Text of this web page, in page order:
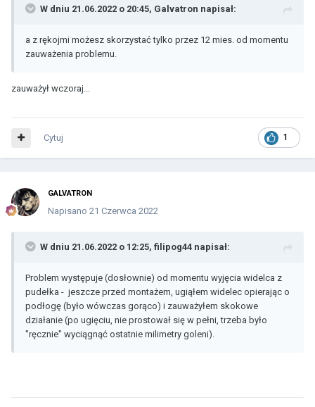
W dniu 21.06.2022 o 20:45, Galvatron napisał:
a z rękojmi możesz skorzystać tylko przez 12 mies. od momentu
zauważenia problemu.
zauważył wczoraj...
1
Cytuj
GALVATRON
Napisano 21 Czerwca 2022
W dniu 21.06.2022 o 12:25, filipog44 napisał:
Problem występuje (dosłownie) od momentu wyjęcia widelca z
pudełka - jeszcze przed montażem, ugiąłem widelec opierając o
podłogę (było wówczas gorąco) i zauważyłem skokowe
działanie (po ugięciu, nie prostował się w pełni, trzeba było
"ręcznie" wyciągnąć ostatnie milimetry goleni).